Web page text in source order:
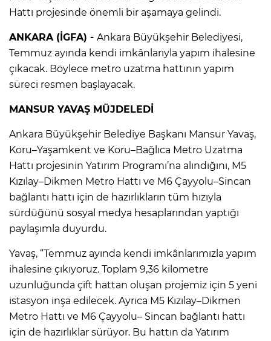
Hattı projesinde önemli bir aşamaya gelindi.
ANKARA (İGFA) - Ankara Büyükşehir Belediyesi,
Temmuz ayında kendi imkânlarıyla yapım ihalesine
çıkacak. Böylece metro uzatma hattının yapım
süreci resmen başlayacak.
MANSUR YAVAŞ MÜJDELEDİ
Ankara Büyükşehir Belediye Başkanı Mansur Yavaş,
Koru–Yaşamkent ve Koru–Bağlıca Metro Uzatma
Hattı projesinin Yatırım Programı’na alındığını, M5
Kızılay–Dikmen Metro Hattı ve M6 Çayyolu–Sincan
bağlantı hattı için de hazırlıkların tüm hızıyla
sürdüğünü sosyal medya hesaplarından yaptığı
paylaşımla duyurdu.
Yavaş, “Temmuz ayında kendi imkânlarımızla yapım
ihalesine çıkıyoruz. Toplam 9,36 kilometre
uzunluğunda çift hattan oluşan projemiz için 5 yeni
istasyon inşa edilecek. Ayrıca M5 Kızılay–Dikmen
Metro Hattı ve M6 Çayyolu– Sincan bağlantı hattı
için de hazırlıklar sürüyor. Bu hattın da Yatırım